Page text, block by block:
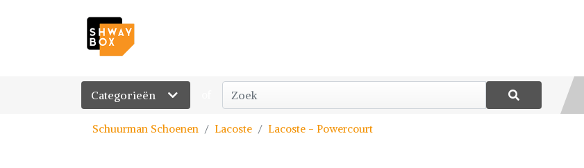
Categorieën
Schuurman Schoenen Lacoste Lacoste - Powercourt